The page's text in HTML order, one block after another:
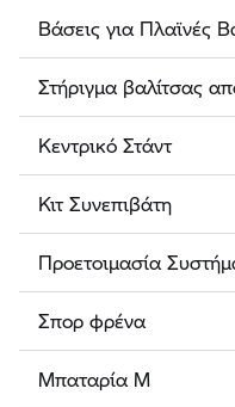
Βάσεις για Πλαϊνές
Στήριγμα βαλίτσας
Κεντρικό Στάντ
Κιτ Συνεπιβάτη
Προετοιμασία
Σπορ φρένα
Μπαταρία M